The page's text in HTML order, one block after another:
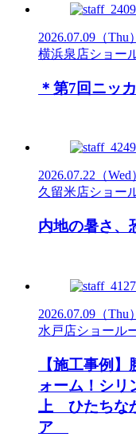
2026.07.09 （Thu）
横浜泉店ショー
＊第7回ニッ
2026.07.22 （Wed
久留米店ショー
内地の暑さ、
2026.07.09 （Thu）
水戸店ショール
【施工事例
ォーム！シリ
上 ひたちな
ア